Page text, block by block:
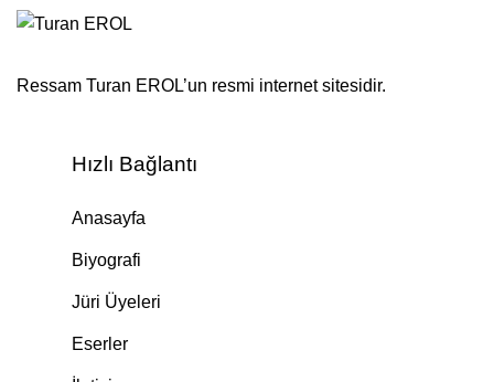
Ressam Turan EROL’un resmi internet sitesidir.
Hızlı Bağlantı
Anasayfa
Biyografi
Jüri Üyeleri
Eserler